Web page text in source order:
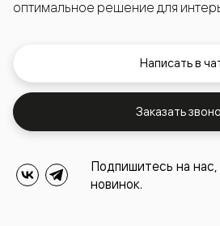
оптимальное решение для
Написать в
Заказать
Подпишитесь на
новинок.